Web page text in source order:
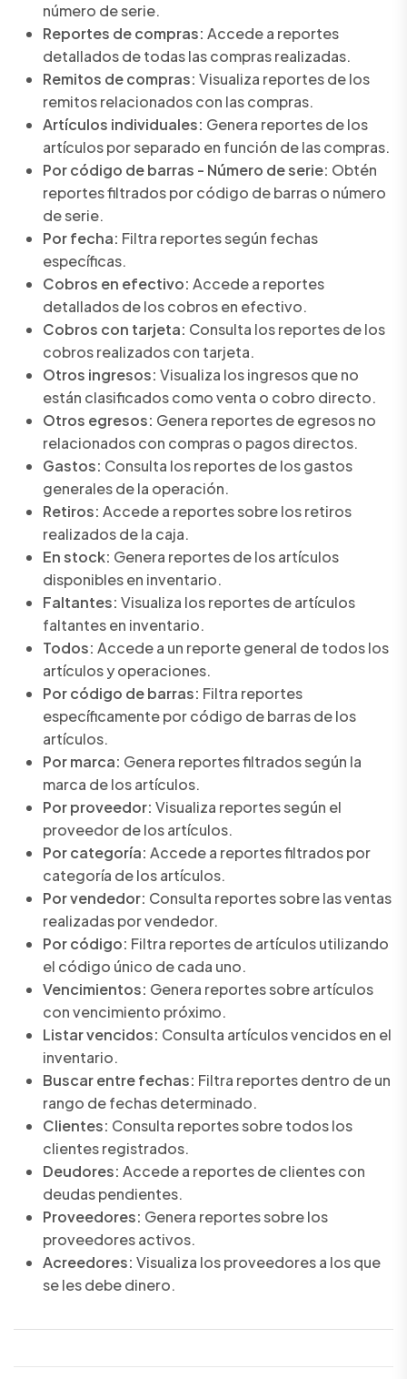
número de serie.
Reportes de compras: Accede a reportes
detallados de todas las compras realizadas.
Remitos de compras: Visualiza reportes de los
remitos relacionados con las compras.
Artículos individuales: Genera reportes de los
artículos por separado en función de las compras.
Por código de barras - Número de serie: Obtén
reportes filtrados por código de barras o número
de serie.
Por fecha: Filtra reportes según fechas
específicas.
Cobros en efectivo: Accede a reportes
detallados de los cobros en efectivo.
Cobros con tarjeta: Consulta los reportes de los
cobros realizados con tarjeta.
Otros ingresos: Visualiza los ingresos que no
están clasificados como venta o cobro directo.
Otros egresos: Genera reportes de egresos no
relacionados con compras o pagos directos.
Gastos: Consulta los reportes de los gastos
generales de la operación.
Retiros: Accede a reportes sobre los retiros
realizados de la caja.
En stock: Genera reportes de los artículos
disponibles en inventario.
Faltantes: Visualiza los reportes de artículos
faltantes en inventario.
Todos: Accede a un reporte general de todos los
artículos y operaciones.
Por código de barras: Filtra reportes
específicamente por código de barras de los
artículos.
Por marca: Genera reportes filtrados según la
marca de los artículos.
Por proveedor: Visualiza reportes según el
proveedor de los artículos.
Por categoría: Accede a reportes filtrados por
categoría de los artículos.
Por vendedor: Consulta reportes sobre las ventas
realizadas por vendedor.
Por código: Filtra reportes de artículos utilizando
el código único de cada uno.
Vencimientos: Genera reportes sobre artículos
con vencimiento próximo.
Listar vencidos: Consulta artículos vencidos en el
inventario.
Buscar entre fechas: Filtra reportes dentro de un
rango de fechas determinado.
Clientes: Consulta reportes sobre todos los
clientes registrados.
Deudores: Accede a reportes de clientes con
deudas pendientes.
Proveedores: Genera reportes sobre los
proveedores activos.
Acreedores: Visualiza los proveedores a los que
se les debe dinero.